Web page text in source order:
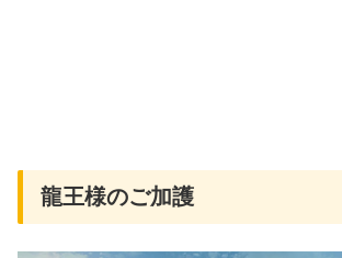
龍王様のご加護